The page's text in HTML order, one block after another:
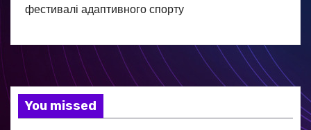
фестивалі адаптивного спорту
You missed